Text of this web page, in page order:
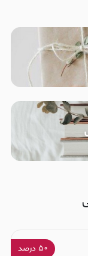
۵۰ درصد